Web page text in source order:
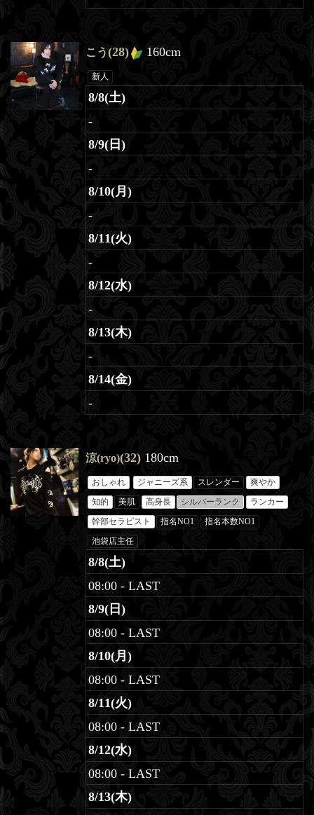
こう(28) 160cm
新人
8/8(土)
-
8/9(日)
-
8/10(月)
-
8/11(火)
-
8/12(水)
-
8/13(木)
-
8/14(金)
-
涼(ryo)(32) 180cm
おしゃれ ジャニーズ系 スレンダー
爽やか
知的
美肌 高身長 シルバーランク
ランカー
幹部セラピスト
指名NO1
指名本数NO1
池袋店主任
8/8(土)
08:00 - LAST
8/9(日)
08:00 - LAST
8/10(月)
08:00 - LAST
8/11(火)
08:00 - LAST
8/12(水)
08:00 - LAST
8/13(木)